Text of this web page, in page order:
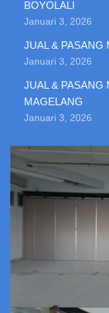
BOYOLALI
Januari 3, 2026
JUAL & PASANG
Januari 3, 2026
JUAL & PASANG
MAGELANG
Januari 3, 2026